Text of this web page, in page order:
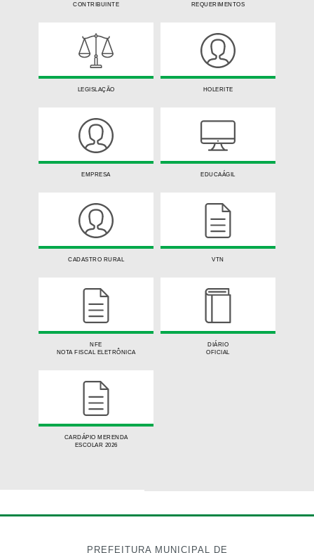
CONTRIBUINTE REQUERIMENTOS
LEGISLAÇÃO HOLERITE
EMPRESA EDUCAÁGIL
CADASTRO RURAL VTN
NFE
NOTA FISCAL ELETRÔNICA
DIÁRIO
OFICIAL
CARDÁPIO MERENDA
ESCOLAR 2026
PREFEITURA MUNICIPAL DE